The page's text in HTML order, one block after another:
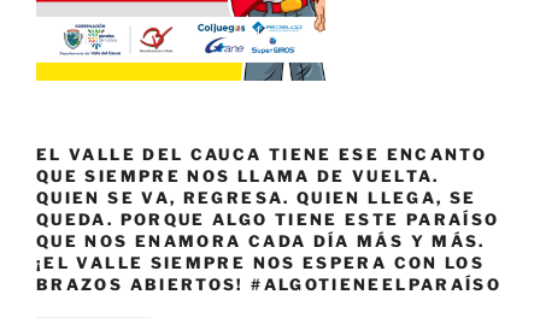
EL VALLE DEL CAUCA TIENE ESE ENCANTO
QUE SIEMPRE NOS LLAMA DE VUELTA.
QUIEN SE VA, REGRESA. QUIEN LLEGA, SE
QUEDA. PORQUE ALGO TIENE ESTE PARAÍSO
QUE NOS ENAMORA CADA DÍA MÁS Y MÁS.
¡EL VALLE SIEMPRE NOS ESPERA CON LOS
BRAZOS ABIERTOS! #ALGOTIENEELPARAÍSO